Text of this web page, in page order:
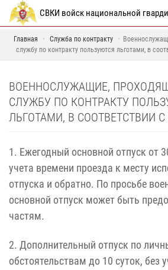
СВКИ войск национальной
Главная Служба по контракту
службу по контракту пользуются льготами, в
ВОЕННОСЛУЖАЩИЕ,
СЛУЖБУ ПО КОНТРАКТУ
ЛЬГОТАМИ, В СООТВЕТСТВИИ
1. Ежегодный основной отпуск от
учета времени проезда к месту
отпуска и обратно. По просьбе
основной отпуск может быть
частям.
2. Дополнительный отпуск по
обстоятельствам до 10 суток, без